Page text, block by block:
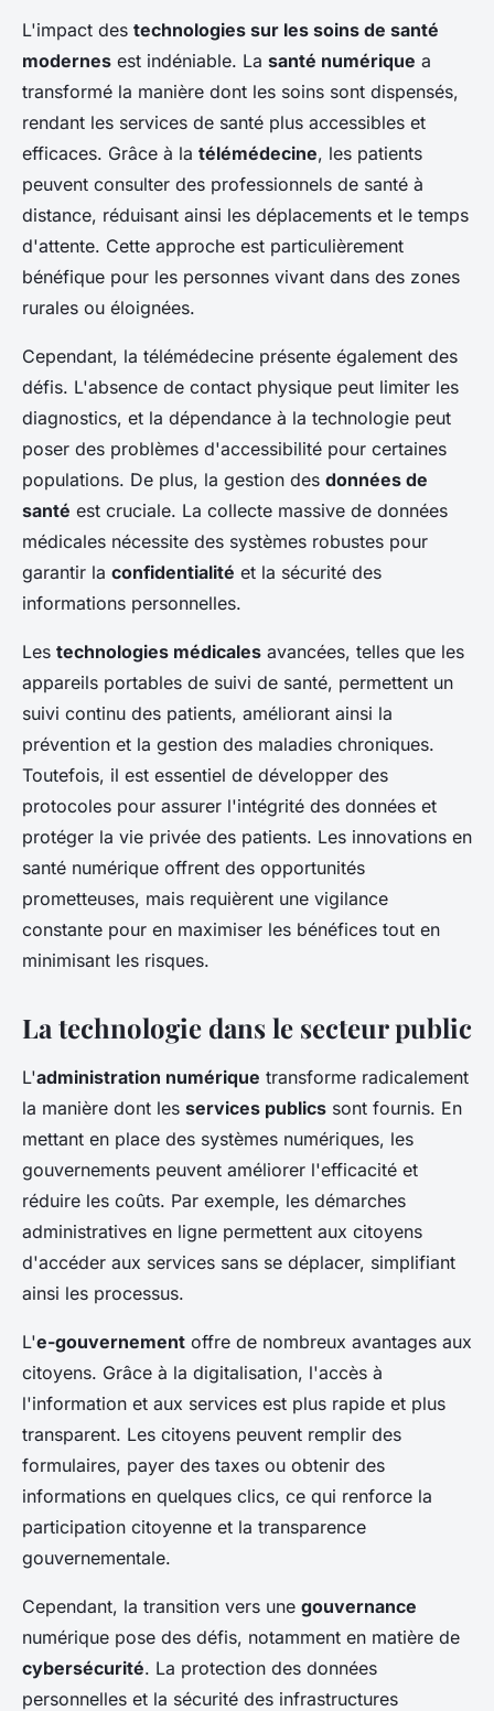
L'impact des technologies sur les soins de santé
modernes est indéniable. La santé numérique a
transformé la manière dont les soins sont dispensés,
rendant les services de santé plus accessibles et
efficaces. Grâce à la télémédecine, les patients
peuvent consulter des professionnels de santé à
distance, réduisant ainsi les déplacements et le temps
d'attente. Cette approche est particulièrement
bénéfique pour les personnes vivant dans des zones
rurales ou éloignées.
Cependant, la télémédecine présente également des
défis. L'absence de contact physique peut limiter les
diagnostics, et la dépendance à la technologie peut
poser des problèmes d'accessibilité pour certaines
populations. De plus, la gestion des données de
santé est cruciale. La collecte massive de données
médicales nécessite des systèmes robustes pour
garantir la confidentialité et la sécurité des
informations personnelles.
Les technologies médicales avancées, telles que les
appareils portables de suivi de santé, permettent un
suivi continu des patients, améliorant ainsi la
prévention et la gestion des maladies chroniques.
Toutefois, il est essentiel de développer des
protocoles pour assurer l'intégrité des données et
protéger la vie privée des patients. Les innovations en
santé numérique offrent des opportunités
prometteuses, mais requièrent une vigilance
constante pour en maximiser les bénéfices tout en
minimisant les risques.
La technologie dans le secteur public
L'administration numérique transforme radicalement
la manière dont les services publics sont fournis. En
mettant en place des systèmes numériques, les
gouvernements peuvent améliorer l'efficacité et
réduire les coûts. Par exemple, les démarches
administratives en ligne permettent aux citoyens
d'accéder aux services sans se déplacer, simplifiant
ainsi les processus.
L'e-gouvernement offre de nombreux avantages aux
citoyens. Grâce à la digitalisation, l'accès à
l'information et aux services est plus rapide et plus
transparent. Les citoyens peuvent remplir des
formulaires, payer des taxes ou obtenir des
informations en quelques clics, ce qui renforce la
participation citoyenne et la transparence
gouvernementale.
Cependant, la transition vers une gouvernance
numérique pose des défis, notamment en matière de
cybersécurité. La protection des données
personnelles et la sécurité des infrastructures